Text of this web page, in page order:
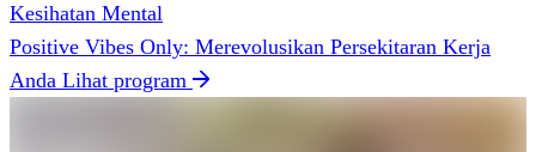
Kesihatan Mental
Positive Vibes Only: Merevolusikan Persekitaran Kerja
Anda Lihat program